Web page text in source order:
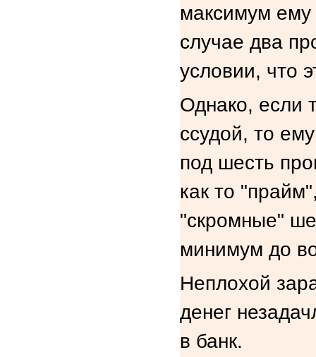
максимум
случае два
условии, что
Однако, если
ссудой, то
под шесть
как то
"скромные"
минимум до
Неплохой
денег
в банк.